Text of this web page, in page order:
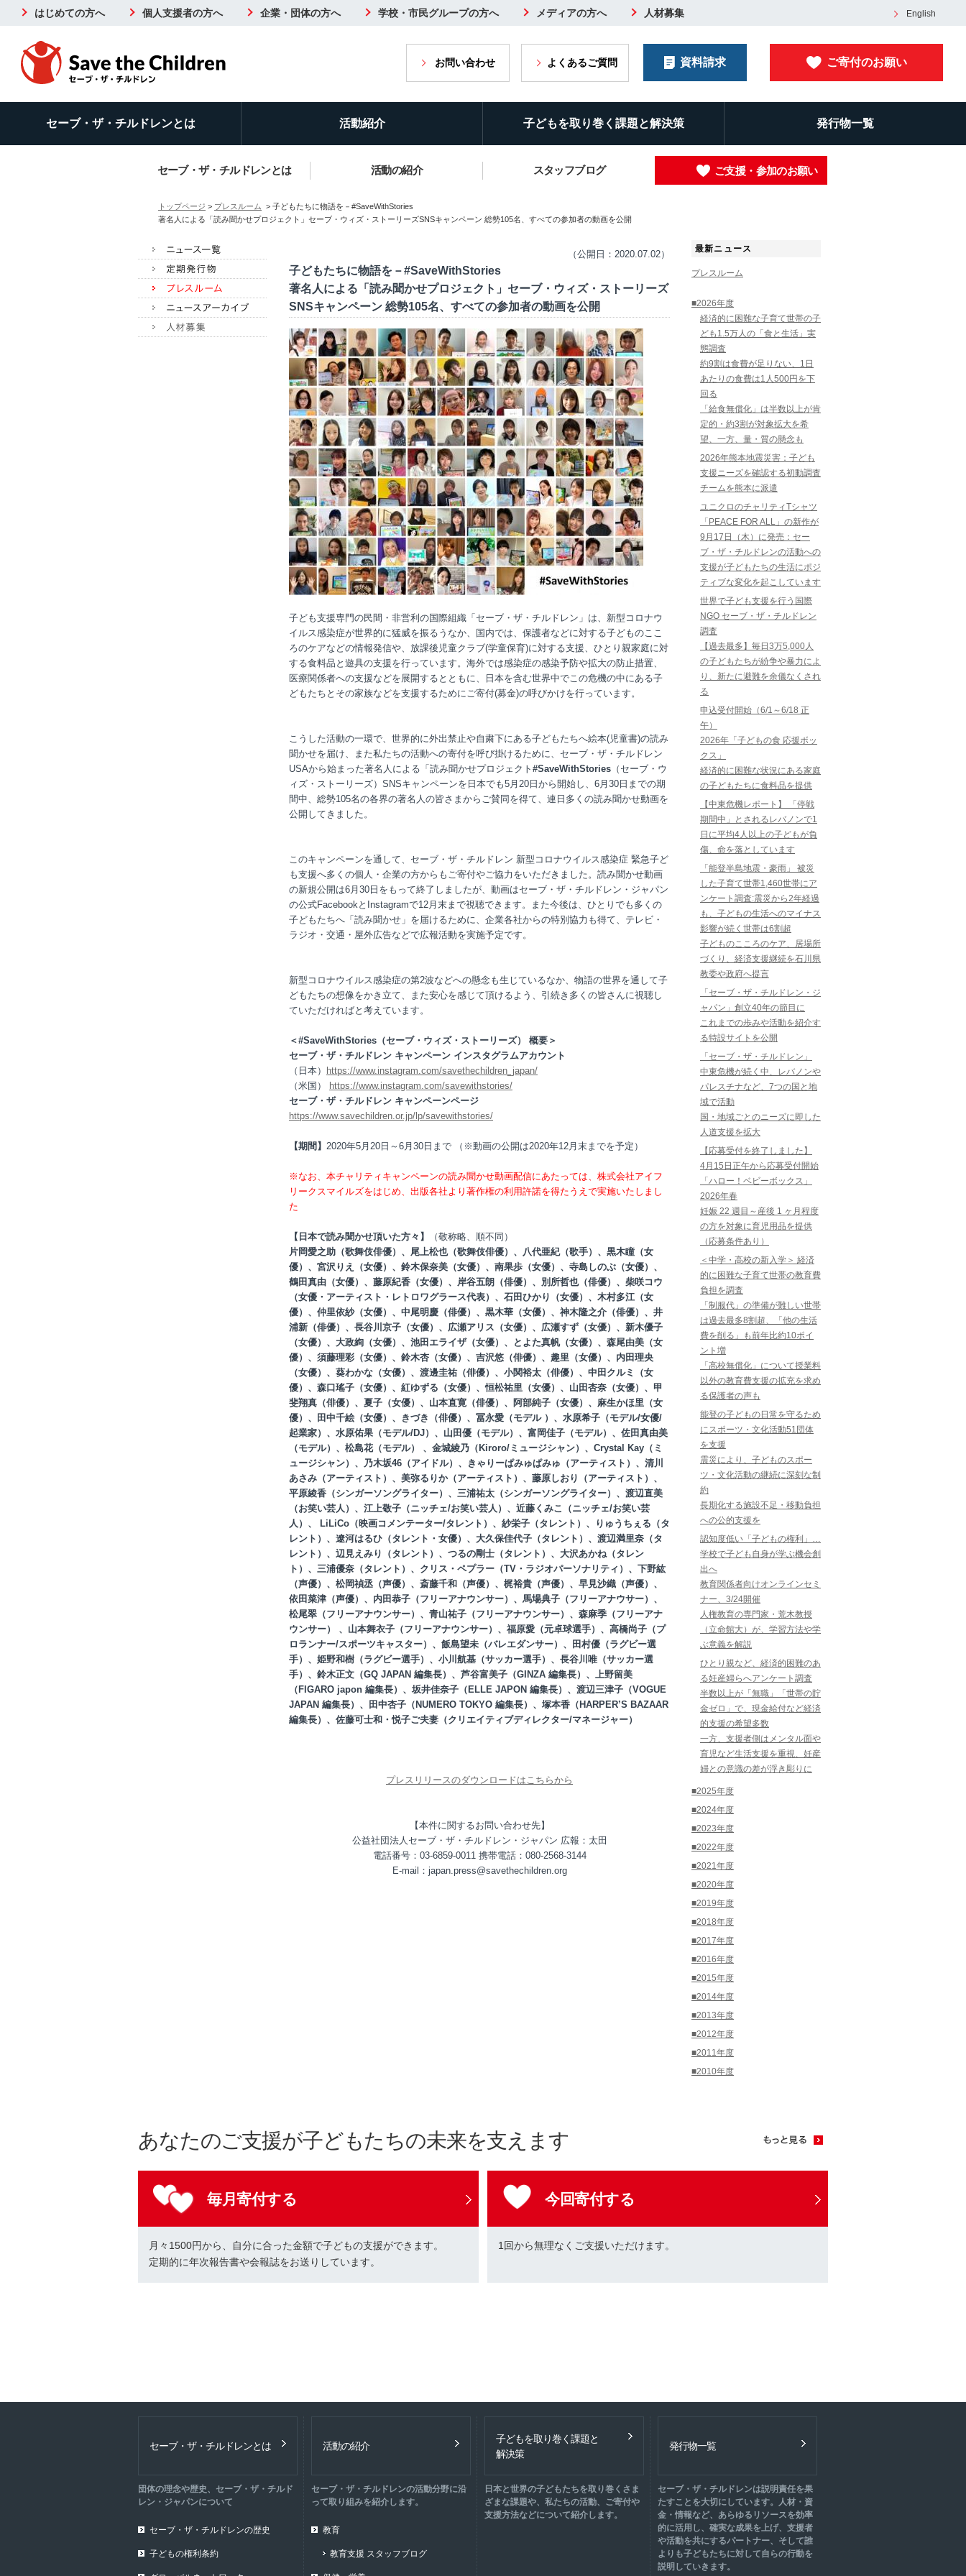
はじめての方へ 個人支援者の方へ 企業・団体の方へ 学校・市民グループの方へ メディアの方へ 人材募集 English
お問い合わせ よくあるご質問 資料請求 ご寄付のお願い
セーブ・ザ・チルドレンとは 活動紹介 子どもを取り巻く課題と解決策 発行物一覧
セーブ・ザ・チルドレンとは 活動の紹介 スタッフブログ ご支援・参加のお願い
トップページ > プレスルーム > 子どもたちに物語を－#SaveWithStories
著名人による「読み聞かせプロジェクト」セーブ・ウィズ・ストーリーズSNSキャンペーン 総勢105名、すべての参加者の動画を公開
（公開日：2020.07.02）
子どもたちに物語を－#SaveWithStories
著名人による「読み聞かせプロジェクト」セーブ・ウィズ・ストーリーズ
SNSキャンペーン 総勢105名、すべての参加者の動画を公開
子ども支援専門の民間・非営利の国際組織「セーブ・ザ・チルドレン」は、新型コロナウ
イルス感染症が世界的に猛威を振るうなか、国内では、保護者などに対する子どものここ
ろのケアなどの情報発信や、放課後児童クラブ(学童保育)に対する支援、ひとり親家庭に対
する食料品と遊具の支援を行っています。海外では感染症の感染予防や拡大の防止措置、
医療関係者への支援などを展開するとともに、日本を含む世界中でこの危機の中にある子
どもたちとその家族などを支援するためにご寄付(募金)の呼びかけを行っています。
こうした活動の一環で、世界的に外出禁止や自粛下にある子どもたちへ絵本(児童書)の読み
聞かせを届け、また私たちの活動への寄付を呼び掛けるために、セーブ・ザ・チルドレン
USAから始まった著名人による「読み聞かせプロジェクト #SaveWithStories （セーブ・ウ
ィズ・ストーリーズ）SNSキャンペーンを日本でも5月20日から開始し、6月30日までの期
間中、総勢105名の各界の著名人の皆さまからご賛同を得て、連日多くの読み聞かせ動画を
公開してきました。
このキャンペーンを通して、セーブ・ザ・チルドレン 新型コロナウイルス感染症 緊急子ど
も支援へ多くの個人・企業の方からもご寄付やご協力をいただきました。読み聞かせ動画
の新規公開は6月30日をもって終了しましたが、動画はセーブ・ザ・チルドレン・ジャパン
の公式FacebookとInstagramで12月末まで視聴できます。また今後は、ひとりでも多くの
子どもたちへ「読み聞かせ」を届けるために、企業各社からの特別協力も得て、テレビ・
ラジオ・交通・屋外広告などで広報活動を実施予定です。
新型コロナウイルス感染症の第2波などへの懸念も生じているなか、物語の世界を通して子
どもたちの想像をかき立て、また安心を感じて頂けるよう、引続き多くの皆さんに視聴し
ていただければと考えています。
＜#SaveWithStories（セーブ・ウィズ・ストーリーズ） 概要＞
セーブ・ザ・チルドレン キャンペーン インスタグラムアカウント
（日本）
https://www.instagram.com/savethechildren_japan/
（米国）
https://www.instagram.com/savewithstories/
セーブ・ザ・チルドレン キャンペーンページ
https://www.savechildren.or.jp/lp/savewithstories/
【期間】 2020年5月20日～6月30日まで （※動画の公開は2020年12月末までを予定）
※なお、本チャリティキャンペーンの読み聞かせ動画配信にあたっては、株式会社アイフ
リークスマイルズをはじめ、出版各社より著作権の利用許諾を得たうえで実施いたしまし
た
【日本で読み聞かせ頂いた方々】
（敬称略、順不同）
片岡愛之助（歌舞伎俳優）、尾上松也（歌舞伎俳優）、八代亜紀（歌手）、黒木瞳（女
優）、宮沢りえ（女優）、鈴木保奈美（女優）、南果歩（女優）、寺島しのぶ（女優）、
鶴田真由（女優）、藤原紀香（女優）、岸谷五朗（俳優）、別所哲也（俳優）、柴咲コウ
（女優・アーティスト・レトロワグラース代表）、石田ひかり（女優）、木村多江（女
優）、仲里依紗（女優）、中尾明慶（俳優）、黒木華（女優）、神木隆之介（俳優）、井
浦新（俳優）、長谷川京子（女優）、広瀬アリス（女優）、広瀬すず（女優）、新木優子
（女優）、大政絢（女優）、池田エライザ（女優）、とよた真帆（女優）、森尾由美（女
優）、須藤理彩（女優）、鈴木杏（女優）、吉沢悠（俳優）、趣里（女優）、内田理央
（女優）、葵わかな（女優）、渡邊圭祐（俳優）、小関裕太（俳優）、中田クルミ（女
優）、森口瑤子（女優）、紅ゆずる（女優）、恒松祐里（女優）、山田杏奈（女優）、甲
斐翔真（俳優）、夏子（女優）、山本直寛（俳優）、阿部純子（女優）、麻生かほ里（女
優）、田中千絵（女優）、きづき（俳優）、冨永愛（モデル ）、水原希子（モデル/女優/
起業家）、水原佑果（モデル/DJ）、山田優（モデル）、富岡佳子（モデル）、佐田真由美
（モデル）、松島花（モデル） 、金城綾乃（Kiroro/ミュージシャン）、Crystal Kay（ミ
ュージシャン）、乃木坂46（アイドル）、きゃりーぱみゅぱみゅ（アーティスト）、清川
あさみ（アーティスト）、美弥るりか（アーティスト）、藤原しおり（アーティスト）、
平原綾香（シンガーソングライター）、三浦祐太（シンガーソングライター）、渡辺直美
（お笑い芸人）、江上敬子（ニッチェ/お笑い芸人）、近藤くみこ（ニッチェ/お笑い芸
人）、 LiLiCo（映画コメンテーター/タレント）、紗栄子（タレント）、りゅうちぇる（タ
レント）、遼河はるひ（タレント・女優）、大久保佳代子（タレント）、渡辺満里奈（タ
レント）、辺見えみり（タレント）、つるの剛士（タレント）、大沢あかね（タレン
ト）、三浦優奈（タレント）、クリス・ペプラー（TV・ラジオパーソナリティ）、下野紘
（声優）、松岡禎丞（声優）、斎藤千和（声優）、梶裕貴（声優）、早見沙織（声優）、
依田菜津（声優）、内田恭子（フリーアナウンサー）、馬場典子（フリーアナウサー）、
松尾翠（フリーアナウンサー）、青山祐子（フリーアナウンサー）、森麻季（フリーアナ
ウンサー） 、山本舞衣子（フリーアナウンサー）、福原愛（元卓球選手）、高橋尚子（プ
ロランナー/スポーツキャスター）、飯島望未（バレエダンサー）、田村優（ラグビー選
手）、姫野和樹（ラグビー選手）、小川航基（サッカー選手）、長谷川唯（サッカー選
手）、鈴木正文（GQ JAPAN 編集長）、芦谷富美子（GINZA 編集長）、上野留美
（FIGARO japon 編集長）、坂井佳奈子（ELLE JAPON 編集長）、渡辺三津子（VOGUE
JAPAN 編集長）、田中杏子（NUMERO TOKYO 編集長）、塚本香（HARPER’S BAZAAR
編集長）、佐藤可士和・悦子ご夫妻（クリエイティブディレクター/マネージャー）
プレスリリースのダウンロードはこちらから
【本件に関するお問い合わせ先】
公益社団法人セーブ・ザ・チルドレン・ジャパン 広報：太田
電話番号：03-6859-0011 携帯電話：080-2568-3144
E-mail：japan.press@savethechildren.org
最新ニュース
プレスルーム
■2026年度
経済的に困難な子育て世帯の子
ども1.5万人の「食と生活」実
態調査
約9割は食費が足りない、1日
あたりの食費は1人500円を下
回る
「給食無償化」は半数以上が肯
定的・約3割が対象拡大を希
望、一方、量・質の懸念も
2026年熊本地震災害：子ども
支援ニーズを確認する初動調査
チームを熊本に派遣
ユニクロのチャリティTシャツ
「PEACE FOR ALL」の新作が
9月17日（木）に発売：セー
ブ・ザ・チルドレンの活動への
支援が子どもたちの生活にポジ
ティブな変化を起こしています
世界で子ども支援を行う国際
NGO セーブ・ザ・チルドレン
調査
【過去最多】毎日3万5,000人
の子どもたちが紛争や暴力によ
り、新たに避難を余儀なくされ
る
申込受付開始（6/1～6/18 正
午）
2026年「子どもの食 応援ボッ
クス」
経済的に困難な状況にある家庭
の子どもたちに食料品を提供
【中東危機レポート】 「停戦
期間中」とされるレバノンで1
日に平均4人以上の子どもが負
傷、命を落としています
「能登半島地震・豪雨」 被災
した子育て世帯1,460世帯にア
ンケート調査:震災から2年経過
も、子どもの生活へのマイナス
影響が続く世帯は6割超
子どものこころのケア、居場所
づくり、経済支援継続を石川県
教委や政府へ提言
「セーブ・ザ・チルドレン・ジ
ャパン」創立40年の節目に
これまでの歩みや活動を紹介す
る特設サイトを公開
「セーブ・ザ・チルドレン」
中東危機が続く中、レバノンや
パレスチナなど、7つの国と地
域で活動
国・地域ごとのニーズに即した
人道支援を拡大
【応募受付を終了しました】
4月15日正午から応募受付開始
「ハロー！ベビーボックス」
2026年春
妊娠 22 週目～産後 1 ヶ月程度
の方を対象に育児用品を提供
（応募条件あり）
＜中学・高校の新入学＞ 経済
的に困難な子育て世帯の教育費
負担を調査
「制服代」の準備が難しい世帯
は過去最多8割超、「他の生活
費を削る」も前年比約10ポイ
ント増
「高校無償化」について授業料
以外の教育費支援の拡充を求め
る保護者の声も
能登の子どもの日常を守るため
にスポーツ・文化活動51団体
を支援
震災により、子どものスポー
ツ・文化活動の継続に深刻な制
約
長期化する施設不足・移動負担
への公的支援を
認知度低い「子どもの権利」…
学校で子ども自身が学ぶ機会創
出へ
教育関係者向けオンラインセミ
ナー、3/24開催
人権教育の専門家・荒木教授
（立命館大）が、学習方法や学
ぶ意義を解説
ひとり親など、経済的困難のあ
る妊産婦らへアンケート調査
半数以上が「無職」「世帯の貯
金ゼロ」で、現金給付など経済
的支援の希望多数
一方、支援者側はメンタル面や
育児など生活支援を重視、妊産
婦との意識の差が浮き彫りに
■2025年度
■2024年度
■2023年度
■2022年度
■2021年度
■2020年度
■2019年度
■2018年度
■2017年度
■2016年度
■2015年度
■2014年度
■2013年度
■2012年度
■2011年度
■2010年度
あなたのご支援が子どもたちの未来を支えます
毎月寄付する
月々1500円から、自分に合った金額で子どもの支援ができます。
定期的に年次報告書や会報誌をお送りしています。
今回寄付する
1回から無理なくご支援いただけます。
セーブ・ザ・チルドレンとは
団体の理念や歴史、セーブ・ザ・チルド
レン・ジャパンについて
セーブ・ザ・チルドレンの歴史
子どもの権利条約
活動の紹介
セーブ・ザ・チルドレンの活動分野に沿
って取り組みを紹介します。
教育
教育支援 スタッフブログ
子どもを取り巻く課題と
解決策
日本と世界の子どもたちを取り巻くさま
ざまな課題や、私たちの活動、ご寄付や
支援方法などについて紹介します。
発行物一覧
セーブ・ザ・チルドレンは説明責任を果
たすことを大切にしています。人材・資
金・情報など、あらゆるリソースを効率
的に活用し、確実な成果を上げ、支援者
や活動を共にするパートナー、そして誰
よりも子どもたちに対して自らの行動を
説明していきます。